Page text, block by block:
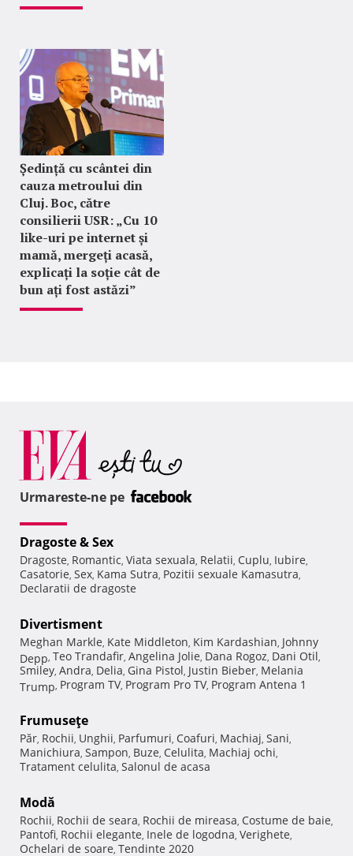
Ședință cu scântei din
cauza metroului din
Cluj. Boc, către
consilierii USR: „Cu 10
like-uri pe internet și
mamă, mergeți acasă,
explicați la soție cât de
bun ați fost astăzi”
Urmareste-ne pe
Dragoste & Sex
Dragoste, Romantic, Viata sexuala, Relatii, Cuplu, Iubire,
Casatorie, Sex, Kama Sutra, Pozitii sexuale Kamasutra,
Declaratii de dragoste
Divertisment
Meghan Markle, Kate Middleton, Kim Kardashian, Johnny
Depp, Teo Trandafir, Angelina Jolie, Dana Rogoz, Dani Otil,
Smiley, Andra, Delia, Gina Pistol, Justin Bieber, Melania
Trump, Program TV, Program Pro TV, Program Antena 1
Frumuseţe
Păr, Rochii, Unghii, Parfumuri, Coafuri, Machiaj, Sani,
Manichiura, Sampon, Buze, Celulita, Machiaj ochi,
Tratament celulita, Salonul de acasa
Modă
Rochii, Rochii de seara, Rochii de mireasa, Costume de baie,
Pantofi, Rochii elegante, Inele de logodna, Verighete,
Ochelari de soare, Tendinte 2020